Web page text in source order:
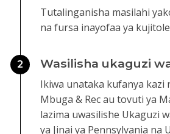
Tutalinganisha masilahi
na fursa inayofaa ya
2 Wasilisha ukaguzi
Ikiwa unataka kufanya kazi
Mbuga & Rec au tovuti ya
lazima uwasilishe Ukaguzi
ya Jinai ya Pennsylvania na